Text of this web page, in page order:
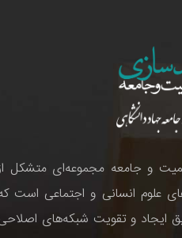
و جامعه مجموعه‌ای متشکل
علوم انسانی و اجتماعی است
ایجاد و تقویت شبکه‌های